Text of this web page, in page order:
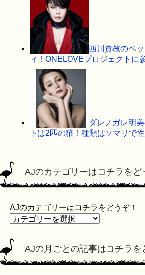
西川貴教のペ
ィ！ONELOVEプロジェクトに
ダレノガレ明
トは2匹の猫！種類はソマリで
AJのカテゴリーはコチラをど
AJのカテゴリーはコチラをどうぞ！
AJの月ごとの記事はコチラを